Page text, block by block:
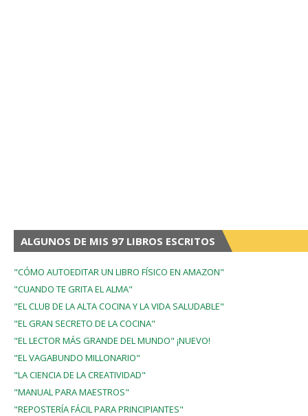
ALGUNOS DE MIS 97 LIBROS ESCRITOS
"CÓMO AUTOEDITAR UN LIBRO FÍSICO EN AMAZON"
"CUANDO TE GRITA EL ALMA"
"EL CLUB DE LA ALTA COCINA Y LA VIDA SALUDABLE"
"EL GRAN SECRETO DE LA COCINA"
"EL LECTOR MÁS GRANDE DEL MUNDO" ¡NUEVO!
"EL VAGABUNDO MILLONARIO"
"LA CIENCIA DE LA CREATIVIDAD"
"MANUAL PARA MAESTROS"
"REPOSTERÍA FÁCIL PARA PRINCIPIANTES"